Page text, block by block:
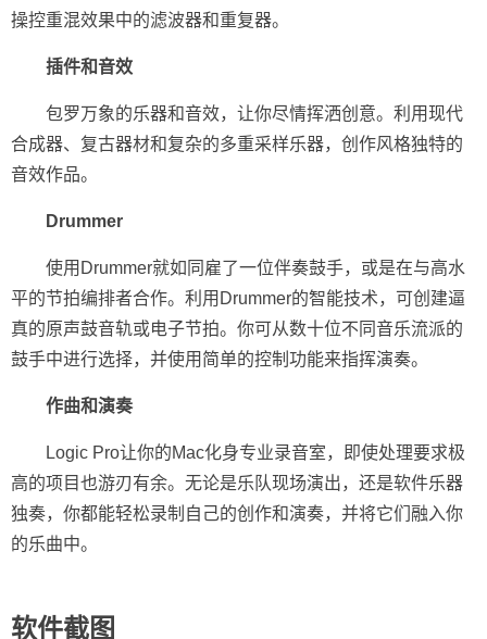
操控重混效果中的滤波器和重复器。
插件和音效
包罗万象的乐器和音效，让你尽情挥洒创意。利用现代
合成器、复古器材和复杂的多重采样乐器，创作风格独特的
音效作品。
Drummer
使用Drummer就如同雇了一位伴奏鼓手，或是在与高水
平的节拍编排者合作。利用Drummer的智能技术，可创建逼
真的原声鼓音轨或电子节拍。你可从数十位不同音乐流派的
鼓手中进行选择，并使用简单的控制功能来指挥演奏。
作曲和演奏
Logic Pro让你的Mac化身专业录音室，即使处理要求极
高的项目也游刃有余。无论是乐队现场演出，还是软件乐器
独奏，你都能轻松录制自己的创作和演奏，并将它们融入你
的乐曲中。
软件截图